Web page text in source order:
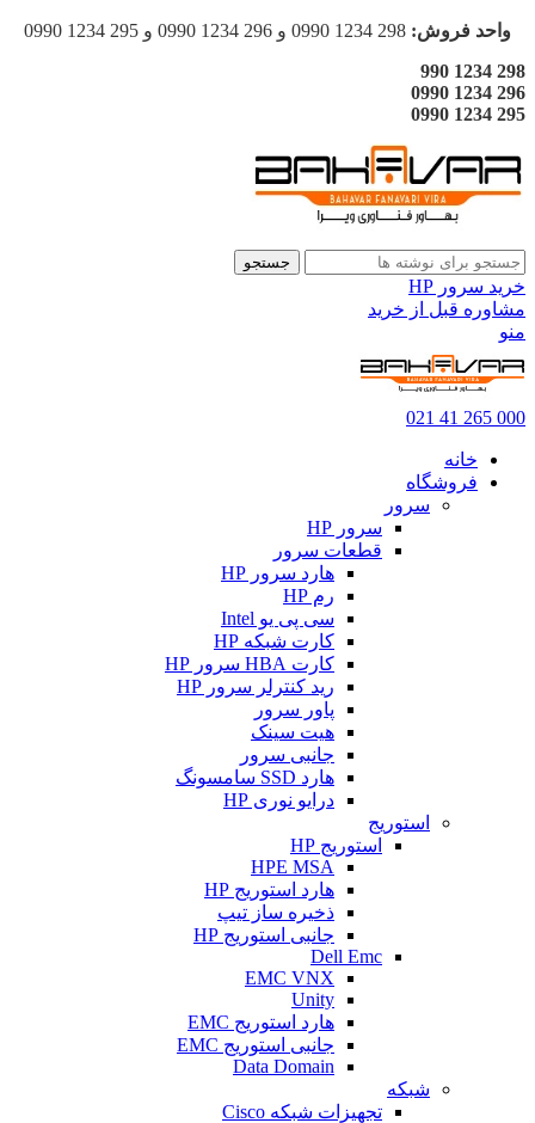
واحد فروش:
298 1234 990
296 1234 0990
295 1234 0990
جستجو
خرید سرور HP
مشاوره قبل از خرید
منو
000 265 41 021
خانه
فروشگاه
سرور
سرور HP
قطعات سرور
هارد سرور HP
رم HP
سی پی یو Intel
کارت شبکه HP
کارت HBA سرور HP
رید کنترلر سرور HP
پاور سرور
هیت سینک
جانبی سرور
هارد SSD سامسونگ
درایو نوری HP
استوریج
استوریج HP
HPE MSA
هارد استوریج HP
ذخیره ساز تیپ
جانبی استوریج HP
Dell Emc
EMC VNX
Unity
هارد استوریج EMC
جانبی استوریج EMC
Data Domain
شبکه
تجهیزات شبکه Cisco